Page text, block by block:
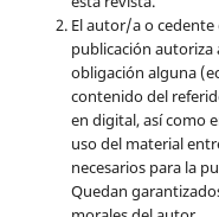
El autor/a o
publicación autoriza
obligación alguna
contenido del
en digital, así como
uso del material
necesarios para la
Quedan